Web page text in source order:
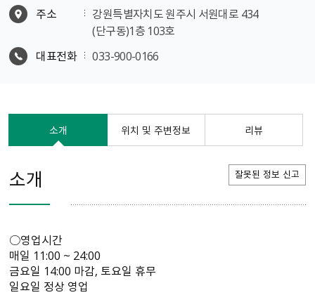
주소
강원특별자치도 원주시 서원대로 434
(단구동)1층 103호
대표전화
033-900-0166
소개 위치 및 주변정보 리뷰
소개 잘못된 정보 신고
○영업시간
매일 11:00 ~ 24:00
금요일 14:00 마감, 토요일 휴무
일요일 정상 영업